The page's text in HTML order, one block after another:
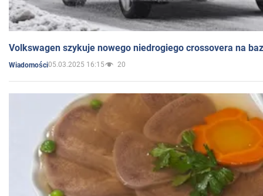
Volkswagen szykuje nowego niedrogiego crossovera na
Wiadomości05.03.2025 16:15 20